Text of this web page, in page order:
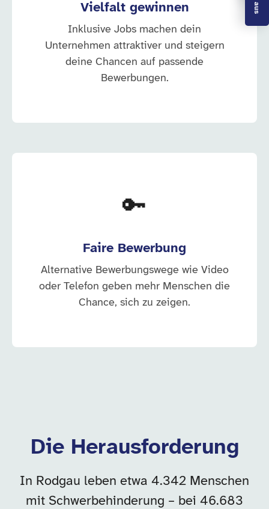
Vielfalt gewinnen
Inklusive Jobs machen dein
Unternehmen attraktiver und steigern
deine Chancen auf passende
Bewerbungen.
🔑
Faire Bewerbung
Alternative Bewerbungswege wie Video
oder Telefon geben mehr Menschen die
Chance, sich zu zeigen.
Die Herausforderung
In Rodgau leben etwa 4.342 Menschen
mit Schwerbehinderung – bei 46.683